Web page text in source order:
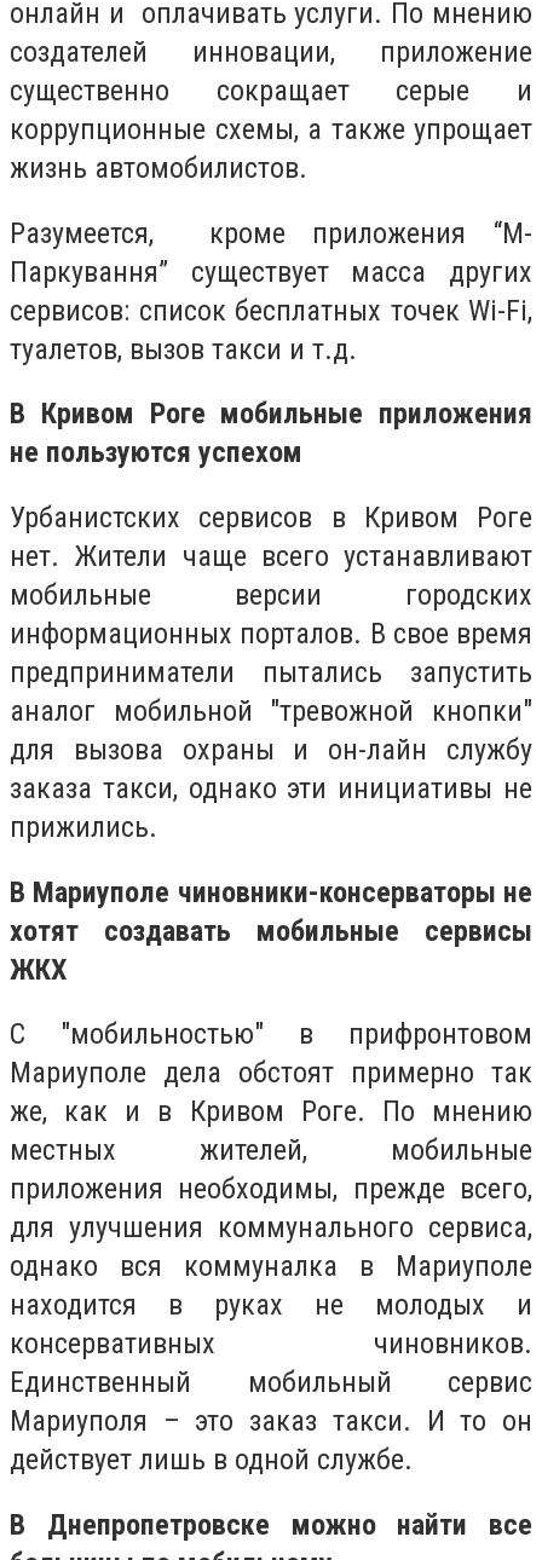
онлайн и оплачивать услуги. По мнению
создателей инновации, приложение
существенно сокращает серые и
коррупционные схемы, а также упрощает
жизнь автомобилистов.
Разумеется, кроме приложения “М-
Паркування” существует масса других
сервисов: список бесплатных точек Wi-Fi,
туалетов, вызов такси и т.д.
В Кривом Роге мобильные приложения
не пользуются успехом
Урбанистских сервисов в Кривом Роге
нет. Жители чаще всего устанавливают
мобильные версии городских
информационных порталов. В свое время
предприниматели пытались запустить
аналог мобильной "тревожной кнопки"
для вызова охраны и он-лайн службу
заказа такси, однако эти инициативы не
прижились.
В Мариуполе чиновники-консерваторы не
хотят создавать мобильные сервисы
ЖКХ
С "мобильностью" в прифронтовом
Мариуполе дела обстоят примерно так
же, как и в Кривом Роге. По мнению
местных жителей, мобильные
приложения необходимы, прежде всего,
для улучшения коммунального сервиса,
однако вся коммуналка в Мариуполе
находится в руках не молодых и
консервативных чиновников.
Единственный мобильный сервис
Мариуполя – это заказ такси. И то он
действует лишь в одной службе.
В Днепропетровске можно найти все